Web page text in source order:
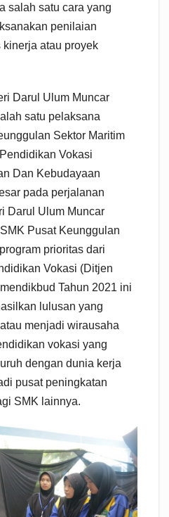
salah satu cara yang
penilaian
atau proyek
Darul Ulum Muncar
satu pelaksana
Sektor Maritim
Vokasi
Dan Kebudayaan
pada perjalanan
Darul Ulum Muncar
Pusat Keunggulan
prioritas dari
Vokasi (Ditjen
Tahun 2021 ini
lulusan yang
menjadi wirausaha
vokasi yang
dengan dunia kerja
pusat peningkatan
SMK lainnya.